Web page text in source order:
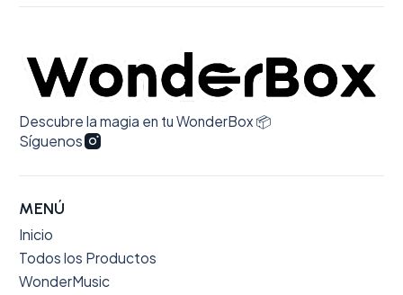
Descubre la magia en tu WonderBox 📦
Síguenos
MENÚ
Inicio
Todos los Productos
WonderMusic